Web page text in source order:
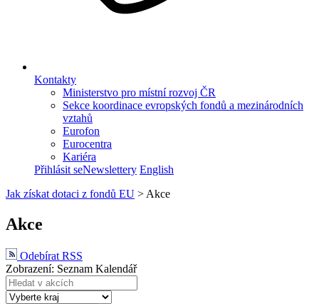
Kontakty
Ministerstvo pro místní rozvoj ČR
Sekce koordinace evropských fondů a mezinárodních
vztahů
Eurofon
Eurocentra
Kariéra
Přihlásit seNewslettery English
Jak získat dotaci z fondů EU > Akce
Akce
Odebírat RSS
Zobrazení: Seznam Kalendář